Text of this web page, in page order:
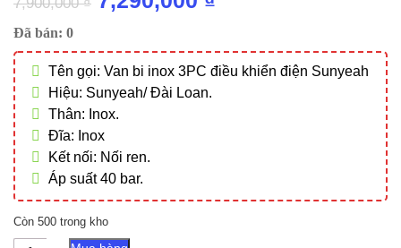
là:
7,900,000 ₫.
tại
là:
Đã bán: 0
Tên gọi: Van bi inox 3PC điều khiển điện Sunyeah
Hiệu: Sunyeah/ Đài Loan.
Thân: Inox.
Đĩa: Inox
Kết nối: Nối ren.
Áp suất 40 bar.
Còn 500 trong kho
Van